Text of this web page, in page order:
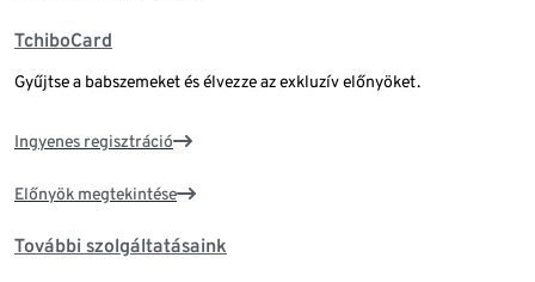
TchiboCard
Gyűjtse a babszemeket és élvezze az exkluzív előnyöket.
Ingyenes regisztráció
Előnyök megtekintése
További szolgáltatásaink